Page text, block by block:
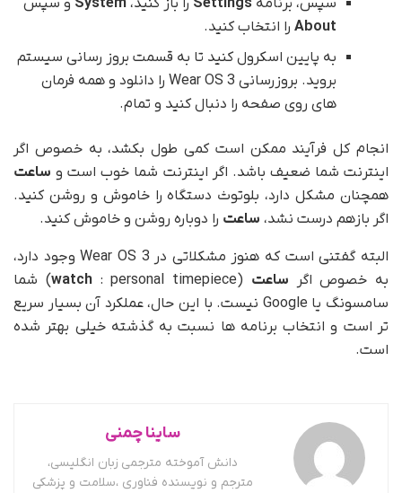
سپس، برنامه Settingsرا باز کنید،Systemو سپس
Aboutرا انتخاب کنید.
به پایین اسکرول کنید تا به قسمت بروز رسانی سیستم
بروید. بروزرسانی Wear OS 3 را دانلود و همه فرمان
های روی صفحه را دنبال کنید و تمام.
انجام کل فرآیند ممکن است کمی طول بکشد، به خصوص اگر
اینترنت شما ضعیف باشد. اگر اینترنت شما خوب است و ساعت
همچنان مشکل دارد، بلوتوث دستگاه را خاموش و روشن کنید.
اگر بازهم درست نشد،ساعترا دوباره روشن و خاموش کنید.
البته گفتنی است که هنوز مشکلاتی در Wear OS 3 وجود دارد،
به خصوص اگر
ساعت(
watch: personal timepiece) شما
سامسونگ یا Google نیست. با این حال، عملکرد آن بسیار سریع
تر است و انتخاب برنامه ها نسبت به گذشته خیلی بهتر شده
است.
ساینا چمنی
دانش آموخته مترجمی زبان انگلیسی،
مترجم و نویسنده فناوری ،سلامت و پزشکی